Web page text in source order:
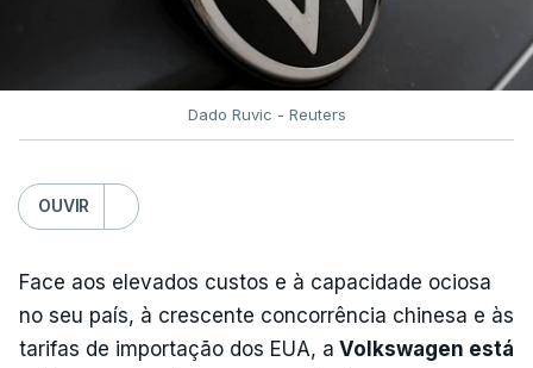
Dado Ruvic - Reuters
OUVIR
Face aos elevados custos e à capacidade ociosa
no seu país, à crescente concorrência chinesa e às
tarifas de importação dos EUA, a Volkswagen está